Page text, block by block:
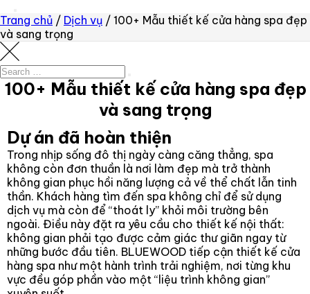
Trang chủ / Dịch vụ / 100+ Mẫu thiết kế cửa hàng spa đẹp
và sang trọng
100+ Mẫu thiết kế cửa hàng spa đẹp
và sang trọng
Dự án đã hoàn thiện
Trong nhịp sống đô thị ngày càng căng thẳng, spa
không còn đơn thuần là nơi làm đẹp mà trở thành
không gian phục hồi năng lượng cả về thể chất lẫn tinh
thần. Khách hàng tìm đến spa không chỉ để sử dụng
dịch vụ mà còn để “thoát ly” khỏi môi trường bên
ngoài. Điều này đặt ra yêu cầu cho thiết kế nội thất:
không gian phải tạo được cảm giác thư giãn ngay từ
những bước đầu tiên. BLUEWOOD tiếp cận thiết kế cửa
hàng spa như một hành trình trải nghiệm, nơi từng khu
vực đều góp phần vào một “liệu trình không gian”